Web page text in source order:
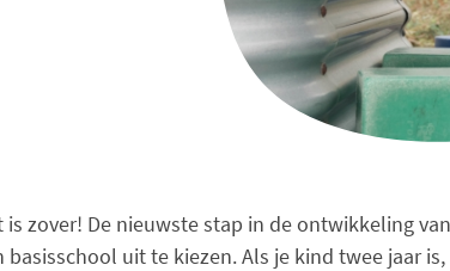
is zover! De nieuwste stap in de ontwikkeling
basisschool uit te kiezen. Als je kind twee jaar